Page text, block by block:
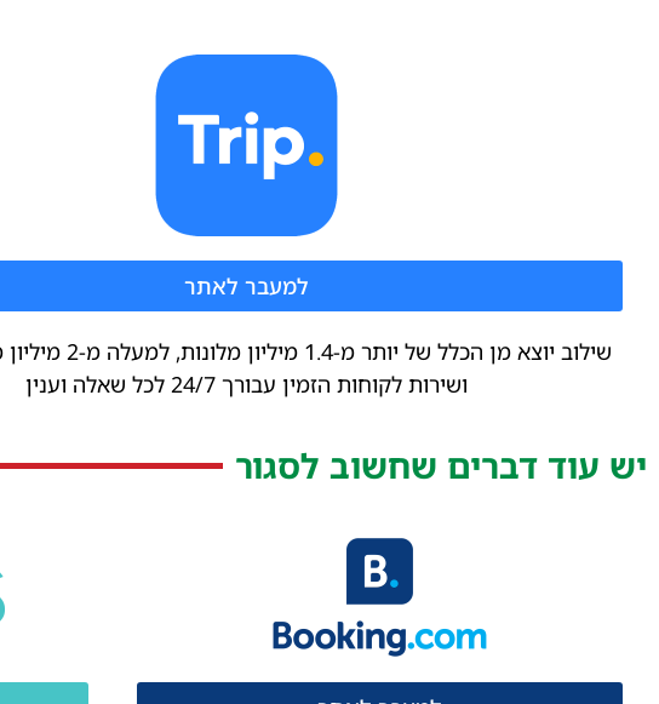
למעבר לאתר
שילוב יוצא מן הכלל של
ושירות לקוחות הזמין עבורך 24/7 לכל שאלה וענין
יש עוד דברים שחשוב לסגור